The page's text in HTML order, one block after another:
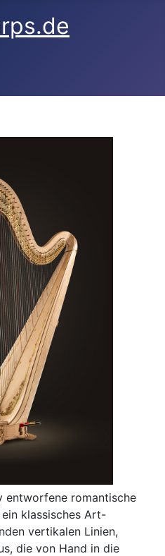
entworfene romantische
klassisches Art-
vertikalen Linien,
die von Hand in die